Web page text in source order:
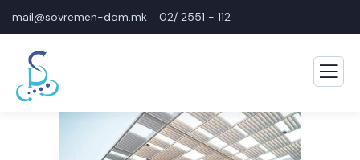
mail@sovremen-dom.mk 02/ 2551 - 112